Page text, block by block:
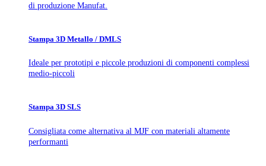
di produzione Manufat.
Stampa 3D Metallo / DMLS
Ideale per prototipi e piccole produzioni di componenti complessi
medio-piccoli
Stampa 3D SLS
Consigliata come alternativa al MJF con materiali altamente
performanti